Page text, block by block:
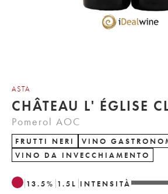
ASTA
CHÂTEAU L' ÉGLISE
Pomerol AOC
FRUTTI NERI
VINO
VINO DA INVECCHIAMENTO
13.5% 1.5 L INTENSITÀ